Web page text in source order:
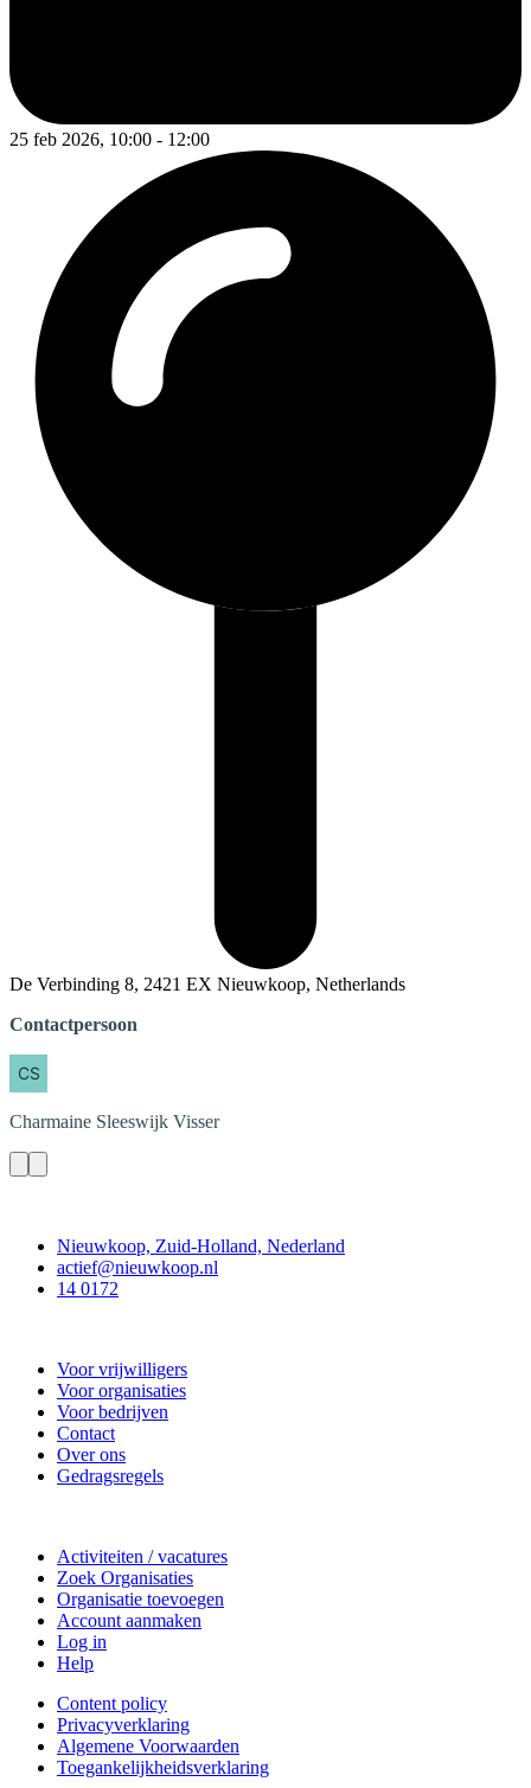
25 feb 2026, 10:00 - 12:00
De Verbinding 8, 2421 EX Nieuwkoop, Netherlands
Contactpersoon
Charmaine Sleeswijk Visser
Nieuwkoop, Zuid-Holland, Nederland
actief@nieuwkoop.nl
14 0172
Voor vrijwilligers
Voor organisaties
Voor bedrijven
Contact
Over ons
Gedragsregels
Activiteiten / vacatures
Zoek Organisaties
Organisatie toevoegen
Account aanmaken
Log in
Help
Content policy
Privacyverklaring
Algemene Voorwaarden
Toegankelijkheidsverklaring